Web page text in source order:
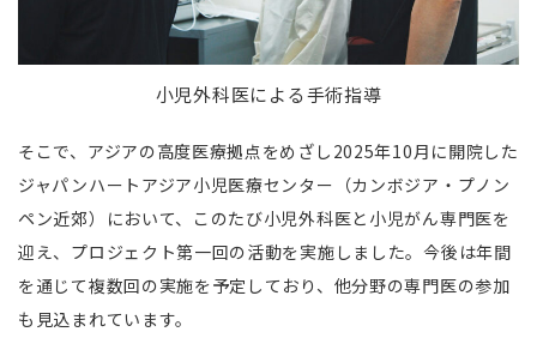
小児外科医による手術指導
そこで、アジアの高度医療拠点をめざし2025年10月に開院した
ジャパンハートアジア小児医療センター（カンボジア・プノン
ペン近郊）において、このたび小児外科医と小児がん専門医を
迎え、プロジェクト第一回の活動を実施しました。今後は年間
を通じて複数回の実施を予定しており、他分野の専門医の参加
も見込まれています。